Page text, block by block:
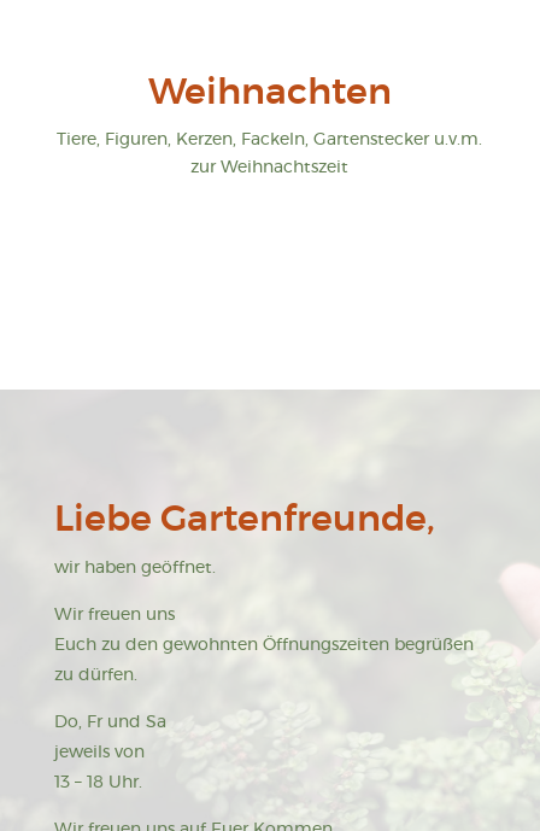
Weihnachten
Tiere, Figuren, Kerzen, Fackeln, Gartenstecker u.v.m.
zur Weihnachtszeit
Liebe Gartenfreunde,
wir haben geöffnet.
Wir freuen uns
Euch zu den gewohnten Öffnungszeiten begrüßen
zu dürfen.
Do, Fr und Sa
jeweils von
13 – 18 Uhr.